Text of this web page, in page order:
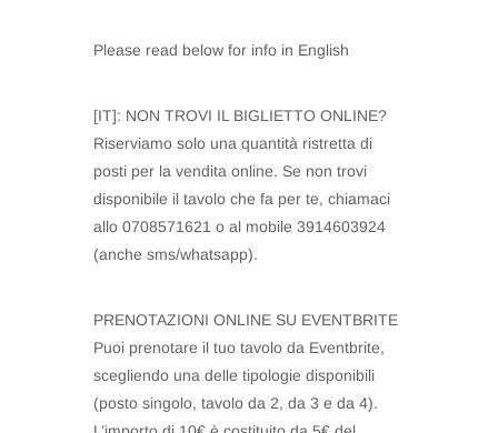
Please read below for info in English
[IT]: NON TROVI IL BIGLIETTO ONLINE?
Riserviamo solo una quantità ristretta di
posti per la vendita online. Se non trovi
disponibile il tavolo che fa per te, chiamaci
allo 0708571621 o al mobile 3914603924
(anche sms/whatsapp).
PRENOTAZIONI ONLINE SU EVENTBRITE
Puoi prenotare il tuo tavolo da Eventbrite,
scegliendo una delle tipologie disponibili
(posto singolo, tavolo da 2, da 3 e da 4).